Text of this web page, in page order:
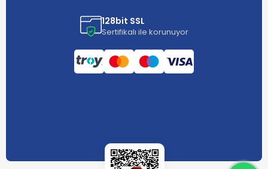
128bit SSL
Sertifikalı ile korunuyor